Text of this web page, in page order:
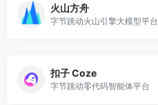
火山方舟
字节跳动火山引擎大模型平台
扣子 Coze
字节跳动零代码智能体平台